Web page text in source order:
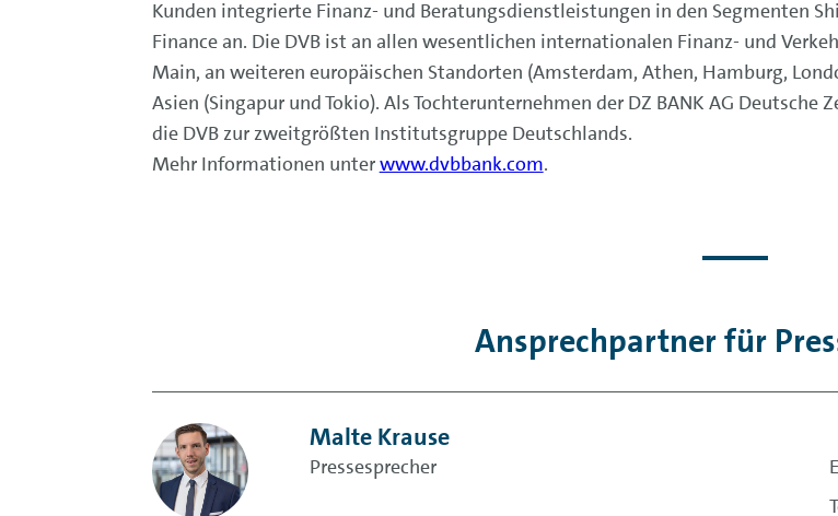
Kunden integrierte Finanz- und Beratungsdienstleistungen in den Segmenten
Finance an. Die DVB ist an allen wesentlichen internationalen Finanz- und
Main, an weiteren europäischen Standorten (Amsterdam, Athen, Hamburg,
Asien (Singapur und Tokio). Als Tochterunternehmen der DZ BANK AG
die DVB zur zweitgrößten Institutsgruppe Deutschlands.
Mehr Informationen unterwww.dvbbank.com.
Ansprechpartner für
Malte Krause
Pressesprecher